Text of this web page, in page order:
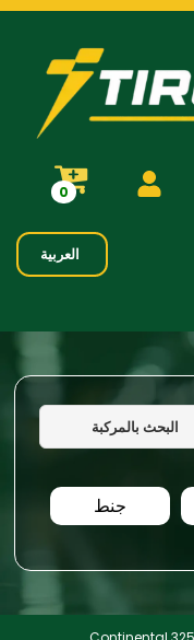
0
العربية
البحث بالمركبة
جنط